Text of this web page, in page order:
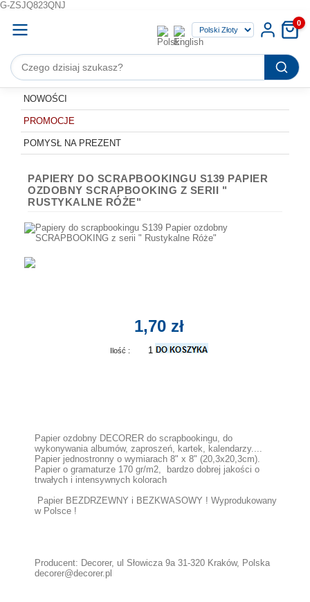
G-ZSJQ823QNJ
0
NOWOŚCI
PROMOCJE
POMYSŁ NA PREZENT
PAPIERY DO SCRAPBOOKINGU S139 PAPIER
OZDOBNY SCRAPBOOKING Z SERII "
RUSTYKALNE RÓŻE"
1,70 zł
Ilość :
Papier ozdobny DECORER do scrapbookingu, do
wykonywania albumów, zaproszeń, kartek, kalendarzy....
Papier jednostronny o wymiarach 8" x 8" (20,3x20,3cm).
Papier o gramaturze 170 gr/m2, bardzo dobrej jakości o
trwałych i intensywnych kolorach
Papier BEZDRZEWNY i BEZKWASOWY ! Wyprodukowany
w Polsce !
Producent: Decorer, ul Słowicza 9a 31-320 Kraków, Polska
decorer@decorer.pl